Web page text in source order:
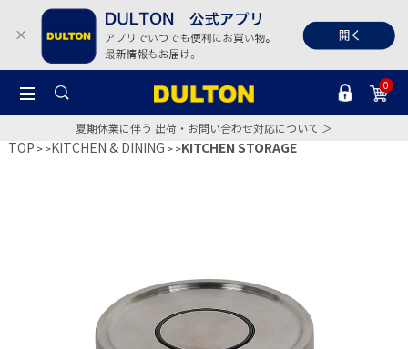
0
夏期休業に伴う 出荷・お問い合わせ対応について ＞
TOP >KITCHEN & DINING >KITCHEN STORAGE